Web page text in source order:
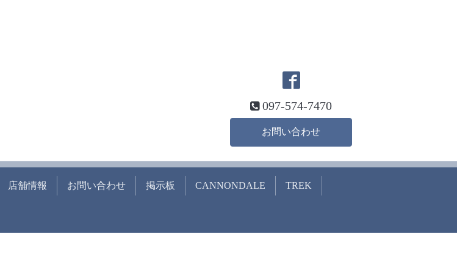
097-574-7470
お問い合わせ
店舗情報 お問い合わせ 掲示板 CANNONDALE TREK